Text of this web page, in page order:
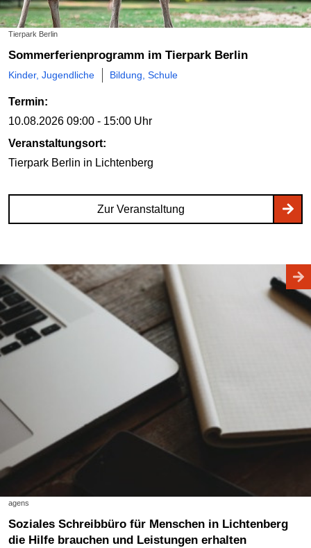
Tierpark Berlin
Sommerferienprogramm im Tierpark Berlin
Kinder, Jugendliche Bildung, Schule
Termin:
10.08.2026 09:00 - 15:00 Uhr
Veranstaltungsort:
Tierpark Berlin in Lichtenberg
Zur Veranstaltung
agens
Soziales Schreibbüro für Menschen in Lichtenberg
die Hilfe brauchen und Leistungen erhalten